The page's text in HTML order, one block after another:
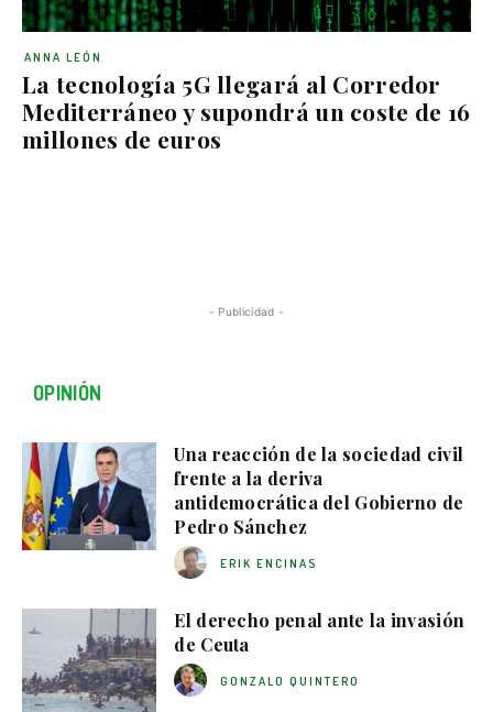
La tecnología 5G llegará al Corredor
Mediterráneo y supondrá un coste de 16
millones de euros
ANNA LEÓN
- Publicidad -
OPINIÓN
Una reacción de la sociedad civil
frente a la deriva
antidemocrática del Gobierno de
Pedro Sánchez
ERIK ENCINAS
El derecho penal ante la invasión
de Ceuta
GONZALO QUINTERO